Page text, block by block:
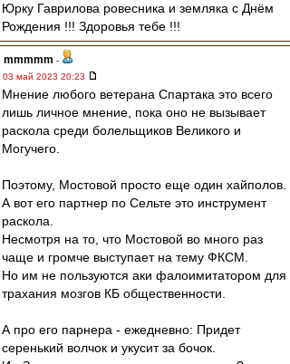
Юрку Гаврилова ровесника и земляка с Днём
Рождения !!! Здоровья тебе !!!
mmmmm -
03 май 2023 20:23
Мнение любого ветерана Спартака это всего
лишь личное мнение, пока оно не вызывает
раскола среди болельщиков Великого и
Могучего.
Поэтому, Мостовой просто еще один хайполов.
А вот его партнер по Сельте это инструмент
раскола.
Несмотря на то, что Мостовой во много раз
чаще и громче выступает на тему ФКСМ.
Но им не пользуются аки фалоимитатором для
трахания мозгов КБ общественности.
А про его парнера - ежедневно: Придет
серенький волчок и укусит за бочок.